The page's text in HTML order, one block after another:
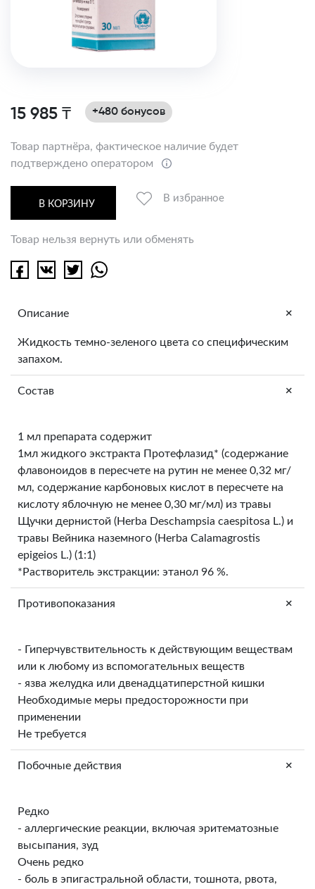
15 985 ₸ +480 бонусов
Товар партнёра, фактическое наличие будет
подтверждено оператором
В КОРЗИНУ
В избранное
Товар нельзя вернуть или обменять
Описание +
Жидкость темно-зеленого цвета со специфическим
запахом.
Состав +
1 мл препарата содержит
1мл жидкого экстракта Протефлазид* (содержание
флавоноидов в пересчете на рутин не менее 0,32 мг/
мл, содержание карбоновых кислот в пересчете на
кислоту яблочную не менее 0,30 мг/мл) из травы
Щучки дернистой (Herba Deschampsia caespitosa L.) и
травы Вейника наземного (Herba Calamagrostis
epigeios L.) (1:1)
*Растворитель экстракции: этанол 96 %.
Противопоказания +
- Гиперчувствительность к действующим веществам
или к любому из вспомогательных веществ
- язва желудка или двенадцатиперстной кишки
Необходимые меры предосторожности при
применении
Не требуется
Побочные действия +
Редко
- аллергические реакции, включая эритематозные
высыпания, зуд
Очень редко
- боль в эпигастральной области, тошнота, рвота,